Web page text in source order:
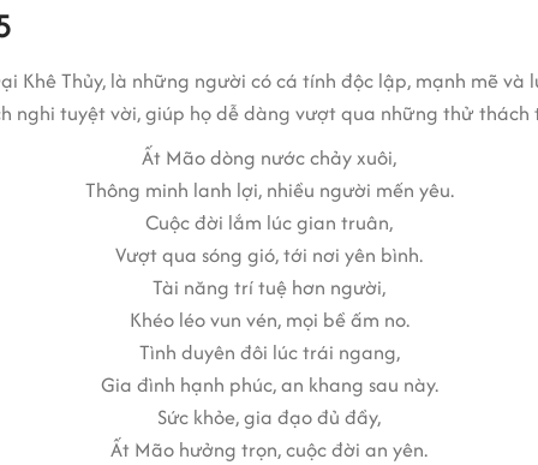
Khê Thủy, là những người có cá tính độc lập, mạnh mẽ
nghi tuyệt vời, giúp họ dễ dàng vượt qua những thử thách
Ất Mão dòng nước chảy xuôi,
Thông minh lanh lợi, nhiều người mến yêu.
Cuộc đời lắm lúc gian truân,
Vượt qua sóng gió, tới nơi yên bình.
Tài năng trí tuệ hơn người,
Khéo léo vun vén, mọi bề ấm no.
Tình duyên đôi lúc trái ngang,
Gia đình hạnh phúc, an khang sau này.
Sức khỏe, gia đạo đủ đầy,
Ất Mão hưởng trọn, cuộc đời an yên.